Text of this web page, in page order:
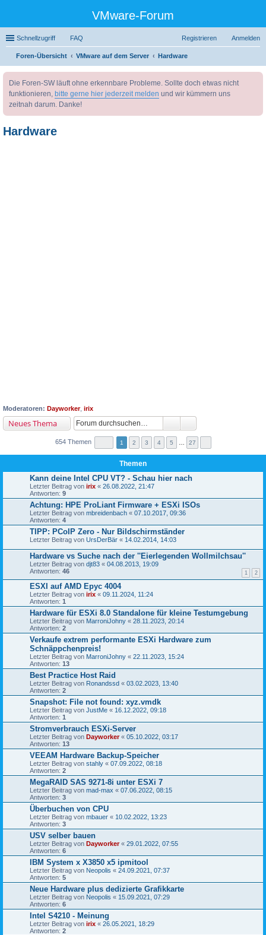
VMware-Forum
Schnellzugriff FAQ Anmelden
Registrieren
Foren-Übersicht VMware auf dem Server
Hardware
Die Foren-SW läuft ohne erkennbare Probleme. Sollte doch etwas nicht
funktionieren, bitte gerne hier jederzeit melden und wir kümmern uns
zeitnah darum. Danke!
Hardware
Moderatoren: Dayworker, irix
Neues Thema
654 Themen 1 2 3 4 5 27
Themen
Kann deine Intel CPU VT? - Schau hier nach
Letzter Beitrag von irix « 26.08.2022, 21:47
Antworten: 9
Achtung: HPE ProLiant Firmware + ESXi ISOs
Letzter Beitrag von mbreidenbach « 07.10.2017, 09:36
Antworten: 4
TIPP: PCoIP Zero - Nur Bildschirmständer
Letzter Beitrag von UrsDerBär « 14.02.2014, 14:03
Hardware vs Suche nach der ''Eierlegenden Wollmilchsau''
Letzter Beitrag von djt83 « 04.08.2013, 19:09
Antworten: 46 1 2
ESXI auf AMD Epyc 4004
Letzter Beitrag von irix « 09.11.2024, 11:24
Antworten: 1
Hardware für ESXi 8.0 Standalone für kleine Testumgebung
Letzter Beitrag von MarroniJohny « 28.11.2023, 20:14
Antworten: 2
Verkaufe extrem performante ESXi Hardware zum
Schnäppchenpreis!
Letzter Beitrag von MarroniJohny « 22.11.2023, 15:24
Antworten: 13
Best Practice Host Raid
Letzter Beitrag von Ronandssd « 03.02.2023, 13:40
Antworten: 2
Snapshot: File not found: xyz.vmdk
Letzter Beitrag von JustMe « 16.12.2022, 09:18
Antworten: 1
Stromverbrauch ESXi-Server
Letzter Beitrag von Dayworker« 05.10.2022, 03:17
Antworten: 13
VEEAM Hardware Backup-Speicher
Letzter Beitrag von stahly « 07.09.2022, 08:18
Antworten: 2
MegaRAID SAS 9271-8i unter ESXi 7
Letzter Beitrag von mad-max « 07.06.2022, 08:15
Antworten: 3
Überbuchen von CPU
Letzter Beitrag von mbauer « 10.02.2022, 13:23
Antworten: 3
USV selber bauen
Letzter Beitrag von Dayworker« 29.01.2022, 07:55
Antworten: 6
IBM System x X3850 x5 ipmitool
Letzter Beitrag von Neopolis « 24.09.2021, 07:37
Antworten: 5
Neue Hardware plus dedizierte Grafikkarte
Letzter Beitrag von Neopolis « 15.09.2021, 07:29
Antworten: 6
Intel S4210 - Meinung
Letzter Beitrag von irix « 26.05.2021, 18:29
Antworten: 2